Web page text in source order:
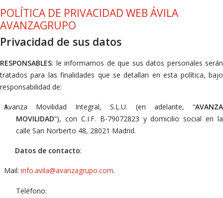
POLÍTICA DE PRIVACIDAD WEB ÁVILA
AVANZAGRUPO
Privacidad de sus datos
RESPONSABLES: le informamos de que sus datos personales serán
tratados para las finalidades que se detallan en esta política, bajo
responsabilidad de:
Avanza Movilidad Integral, S.L.U. (en adelante, “AVANZA
MOVILIDAD”), con C.I.F. B-79072823 y domicilio social en la
calle San Norberto 48, 28021 Madrid.
Datos de contacto:
Mail: info.avila@avanzagrupo.com.
Teléfono: